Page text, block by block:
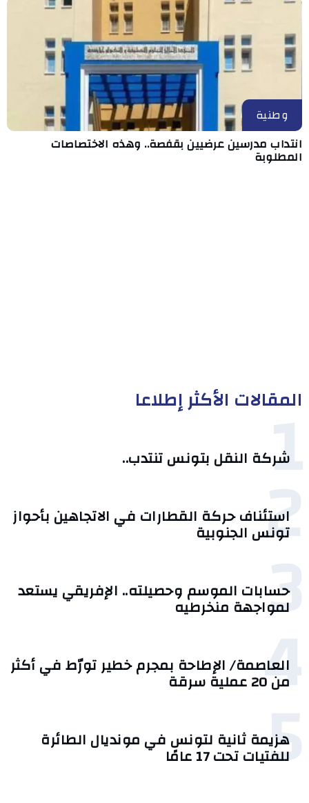
وطنية
انتداب مدرسين عرضيين بقفصة.. وهذه الاختصاصات
المطلوبة
المقالات الأكثر إطلاعا
1
شركة النقل بتونس تنتدب..
2
استئناف حركة القطارات في الاتجاهين بأحواز
تونس الجنوبية
3
حسابات الموسم وحصيلته.. الإفريقي يستعد
لمواجهة منخرطيه
4
العاصمة/ الإطاحة بمجرم خطير تورّط في أكثر
من 20 عملية سرقة
5
هزيمة ثانية لتونس في مونديال الطائرة
للفتيات تحت 17 عامًا